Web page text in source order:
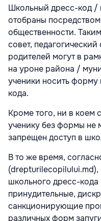
Школьный дресс-код /
отобраны
общественности.
совет,
родителей могут в
на уроне района /
ученики носить
кода.
Кроме того, ни в коем
ученику без формы не
запрещен доступ в
В то же время,
(drepturilecopilului.md),
школьного дресс-
принудительные,
санкционирующие
различных форм